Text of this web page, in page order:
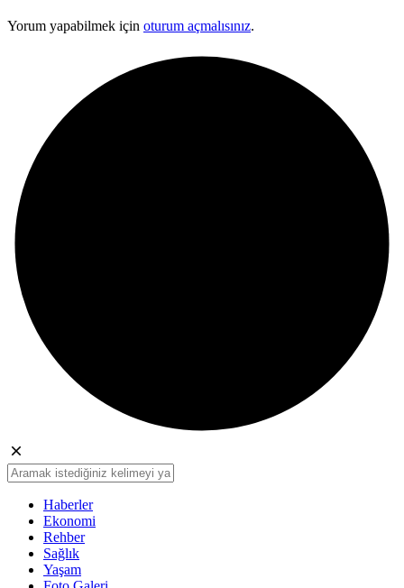
Yorum yapabilmek için oturum açmalısınız.
Haberler
Ekonomi
Rehber
Sağlık
Yaşam